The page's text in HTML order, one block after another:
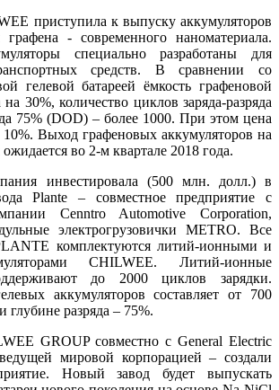
приступила к выпуску аккумуляторов
графена - современного наноматериала.
специально разработаны для
средств. В сравнении со
гелевой батареей ёмкость графеновой
30%, количество циклов заряда-разряда
75% (DOD) – более 1000. При этом цeна
10%. Выход графеновых аккумуляторов на
во 2-м квартале 2018 года.
инвестировала (500 млн. долл.) в
Plante – совместное предприятие с
Cenntro Automotive Corporation,
электрогрузовички METRO. Все
комплектуются литий-ионными и
CHILWEE. Литий-ионные
до 2000 циклов зарядки.
аккумуляторов составляет от 700
глубине разряда – 75%.
GROUP совместно с General Electric
мировой корпорацией – создали
Новый завод будет выпускать